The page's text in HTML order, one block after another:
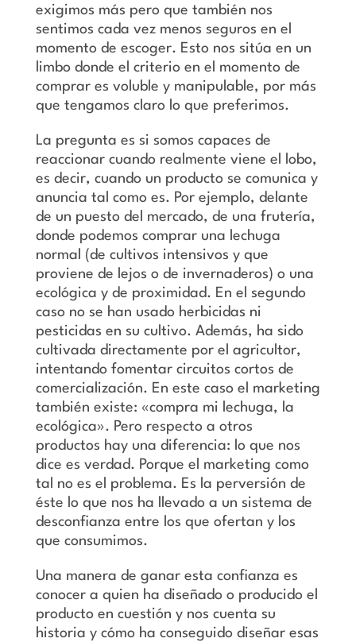
exigimos más pero que también nos
sentimos cada vez menos seguros en el
momento de escoger. Esto nos sitúa en un
limbo donde el criterio en el momento de
comprar es voluble y manipulable, por más
que tengamos claro lo que preferimos.
La pregunta es si somos capaces de
reaccionar cuando realmente viene el lobo,
es decir, cuando un producto se comunica y
anuncia tal como es. Por ejemplo, delante
de un puesto del mercado, de una frutería,
donde podemos comprar una lechuga
normal (de cultivos intensivos y que
proviene de lejos o de invernaderos) o una
ecológica y de proximidad. En el segundo
caso no se han usado herbicidas ni
pesticidas en su cultivo. Además, ha sido
cultivada directamente por el agricultor,
intentando fomentar circuitos cortos de
comercialización. En este caso el marketing
también existe: «compra mi lechuga, la
ecológica». Pero respecto a otros
productos hay una diferencia: lo que nos
dice es verdad. Porque el marketing como
tal no es el problema. Es la perversión de
éste lo que nos ha llevado a un sistema de
desconfianza entre los que ofertan y los
que consumimos.
Una manera de ganar esta confianza es
conocer a quien ha diseñado o producido el
producto en cuestión y nos cuenta su
historia y cómo ha conseguido diseñar esas